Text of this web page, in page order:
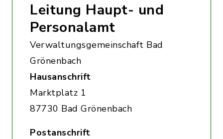
Leitung Haupt- und
Personalamt
Verwaltungsgemeinschaft Bad
Grönenbach
Hausanschrift
Marktplatz 1
87730 Bad Grönenbach
Postanschrift